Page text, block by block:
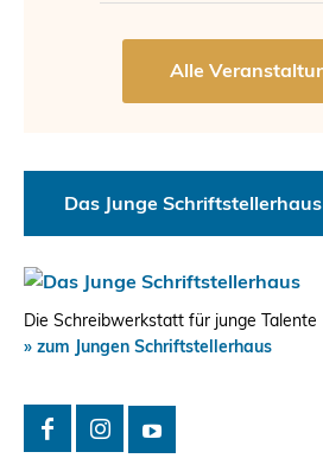
Das Junge Schriftstellerhaus
Die Schreibwerkstatt für junge Talente
» zum Jungen Schriftstellerhaus